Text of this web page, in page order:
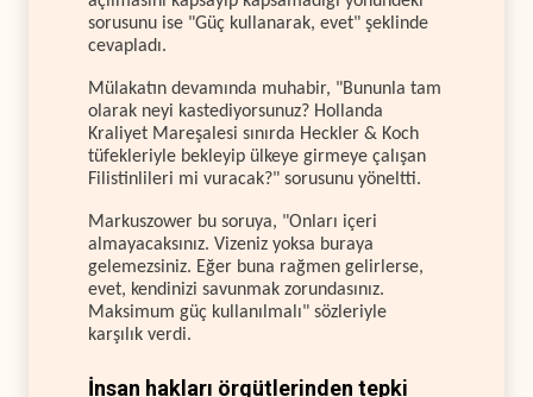
sorusunu ise "Güç kullanarak, evet" şeklinde
cevapladı.
Mülakatın devamında muhabir, "Bununla tam
olarak neyi kastediyorsunuz? Hollanda
Kraliyet Mareşalesi sınırda Heckler & Koch
tüfekleriyle bekleyip ülkeye girmeye çalışan
Filistinlileri mi vuracak?" sorusunu yöneltti.
Markuszower bu soruya, "Onları içeri
almayacaksınız. Vizeniz yoksa buraya
gelemezsiniz. Eğer buna rağmen gelirlerse,
evet, kendinizi savunmak zorundasınız.
Maksimum güç kullanılmalı" sözleriyle
karşılık verdi.
İnsan hakları örgütlerinden tepki